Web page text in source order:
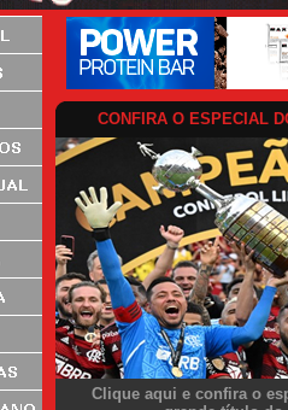
CONFIRA O ESPECIAL
Clique aqui e confira o